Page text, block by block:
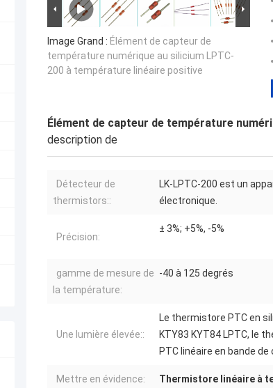
Image Grand : Élément de capteur de
température numérique au silicium LPTC-
200 à température linéaire positive
Élément de capteur de température
description de
Détecteur de
thermistors::
LK-LPTC-200 est un
électronique.
Précision:
± 3%; +5%, -5%
gamme de mesure de
la température:
-40 à 125 degrés
Une lumière élevée::
Le thermistore PTC en
KTY83 KYT84 LPTC, le
PTC linéaire en bande de
Mettre en évidence: Thermistore linéaire à